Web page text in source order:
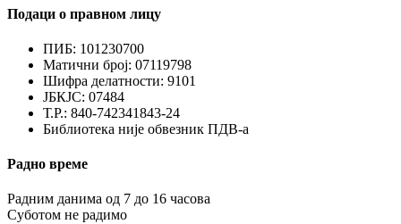
Подаци о правном лицу
ПИБ: 101230700
Матични број: 07119798
Шифра делатности: 9101
ЈБКЈС: 07484
Т.Р.: 840-742341843-24
Библиотека није обвезник ПДВ-а
Радно време
Радним данима од 7 до 16 часова
Суботом не радимо